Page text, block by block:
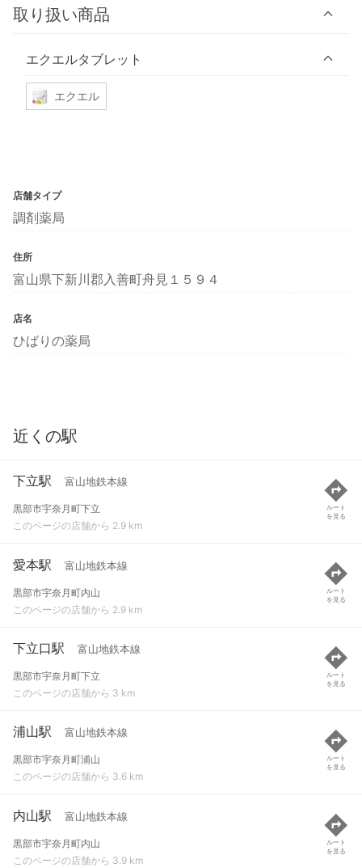
取り扱い商品
エクエルタブレット
エクエル
店舗タイプ
調剤薬局
住所
富山県下新川郡入善町舟見１５９４
店名
ひばりの薬局
近くの駅
下立駅 富山地鉄本線
黒部市宇奈月町下立
このページの店舗から 2.9 km
ルート
を見る
愛本駅 富山地鉄本線
黒部市宇奈月町内山
このページの店舗から 2.9 km
ルート
を見る
下立口駅 富山地鉄本線
黒部市宇奈月町下立
このページの店舗から 3 km
ルート
を見る
浦山駅 富山地鉄本線
黒部市宇奈月町浦山
このページの店舗から 3.6 km
ルート
を見る
内山駅 富山地鉄本線
黒部市宇奈月町内山
このページの店舗から 3.9 km
ルート
を見る